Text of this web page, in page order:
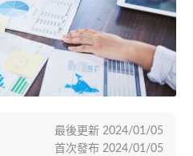
最後更新 2024/01/05
首次發布 2024/01/05